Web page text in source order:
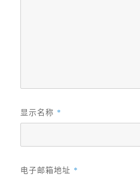
显示名称 *
电子邮箱地址 *